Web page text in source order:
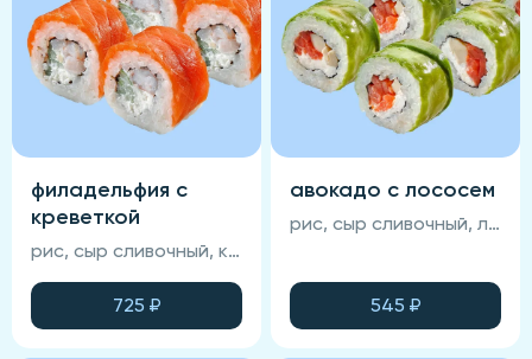
филадельфия с
креветкой
рис, сыр сливочный, креветка королевская, икра масаго, огурец, лосось, нори, соус манго-чили (соевый соус, васаби и имбирь не входят в состав блюда)
725 ₽
авокадо с лососем
рис, сыр сливочный, лосось, омлет тамаго, авокадо, соус унаги, кунжут, нори (соевый соус, васаби и имбирь не входят в состав блюда)
545 ₽